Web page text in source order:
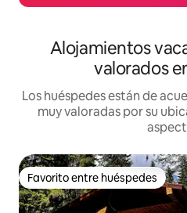
Alojamientos
valorados
Los huéspedes están de
muy valoradas por su
Favorito entre huéspedes
Favorito entre huéspedes